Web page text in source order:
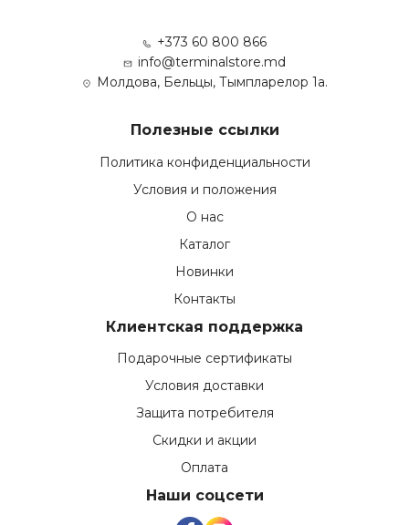
+373 60 800 866
info@terminalstore.md
Молдова, Бельцы, Тымпларелор 1а.
Полезные ссылки
Политика конфиденциальности
Условия и положения
О нас
Каталог
Новинки
Контакты
Клиентская поддержка
Подарочные сертификаты
Условия доставки
Защита потребителя
Скидки и акции
Оплата
Наши соцсети